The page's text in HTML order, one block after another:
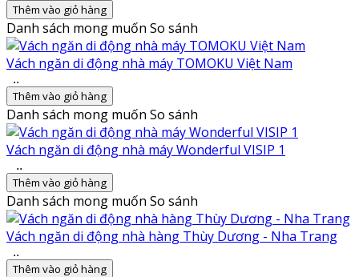
Thêm vào giỏ hàng
Danh sách mong muốn So sánh
Vách ngăn di động nhà máy TOMOKU Việt Nam
..
Thêm vào giỏ hàng
Danh sách mong muốn So sánh
Vách ngăn di động nhà máy Wonderful VISIP 1
..
Thêm vào giỏ hàng
Danh sách mong muốn So sánh
Vách ngăn di động nhà hàng Thùy Dương - Nha Trang
..
Thêm vào giỏ hàng